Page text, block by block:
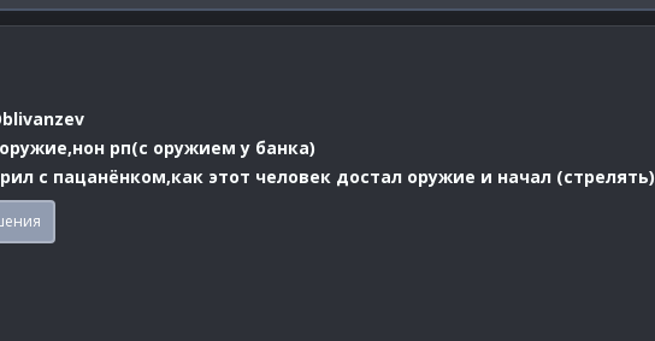
рп(с оружием у банка)
с пацанёнком,как этот человек достал оружие и начал (стрелять)